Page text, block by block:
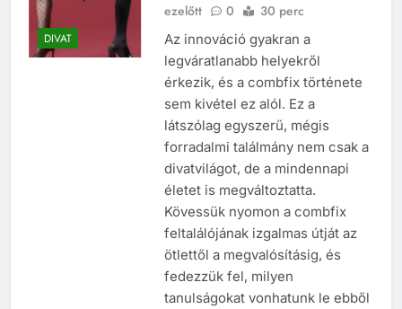
DIVAT
ezelőtt
0 30 perc
Az innováció gyakran a
legváratlanabb helyekről
érkezik, és a combfix története
sem kivétel ez alól. Ez a
látszólag egyszerű, mégis
forradalmi találmány nem csak a
divatvilágot, de a mindennapi
életet is megváltoztatta.
Kövessük nyomon a combfix
feltalálójának izgalmas útját az
ötlettől a megvalósításig, és
fedezzük fel, milyen
tanulságokat vonhatunk le ebből